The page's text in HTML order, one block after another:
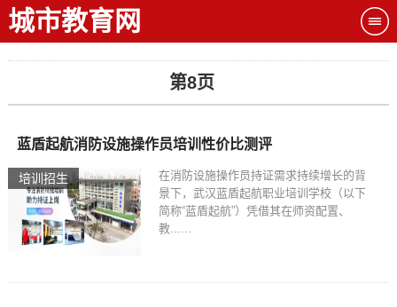
城市教育网
第8页
培训招生
蓝盾起航消防设施操作员培训性价比测评
在消防设施操作员持证需求持续增长的背
景下，武汉蓝盾起航职业培训学校（以下
简称“蓝盾起航”）凭借其在师资配置、
教......